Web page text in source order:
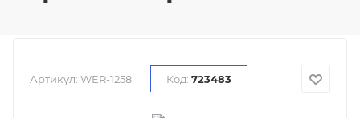
Артикул: WER-1258 Код: 723483